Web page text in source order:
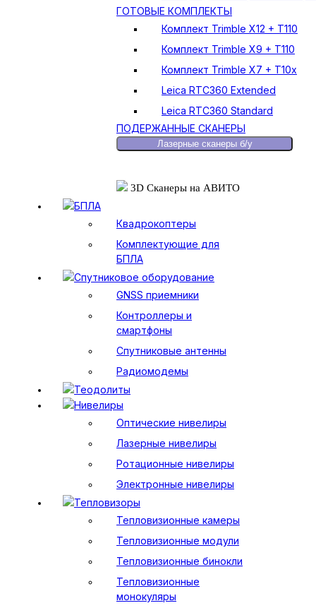
ГОТОВЫЕ КОМПЛЕКТЫ
Комплект Trimble X12 + T110
Комплект Trimble X9 + T110
Комплект Trimble X7 + T10x
Leica RTC360 Extended
Leica RTC360 Standard
ПОДЕРЖАННЫЕ СКАНЕРЫ
Лазерные сканеры б/у
3D Сканеры на АВИТО
БПЛА
Квадрокоптеры
Комплектующие для
БПЛА
Спутниковое оборудование
GNSS приемники
Контроллеры и
смартфоны
Спутниковые антенны
Радиомодемы
Теодолиты
Нивелиры
Оптические нивелиры
Лазерные нивелиры
Ротационные нивелиры
Электронные нивелиры
Тепловизоры
Тепловизионные камеры
Тепловизионные модули
Тепловизионные бинокли
Тепловизионные
монокуляры